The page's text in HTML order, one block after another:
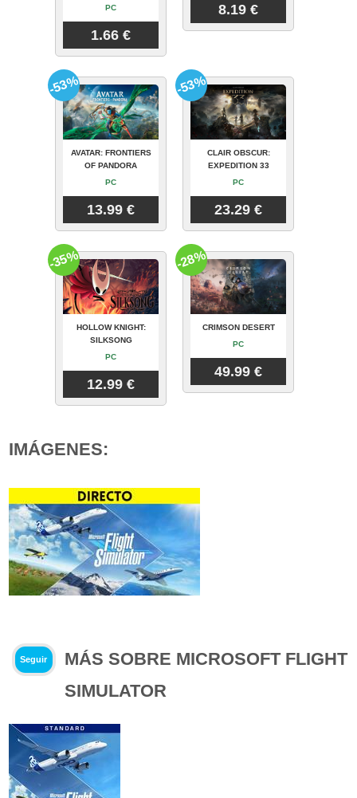
PC
1.66 €
8.19 €
AVATAR: FRONTIERS
OF PANDORA
PC
13.99 €
-53%
CLAIR OBSCUR:
EXPEDITION 33
PC
23.29 €
-53%
HOLLOW KNIGHT:
SILKSONG
PC
12.99 €
-35%
CRIMSON DESERT
PC
49.99 €
-28%
IMÁGENES:
Seguir
MÁS SOBRE MICROSOFT FLIGHT
SIMULATOR